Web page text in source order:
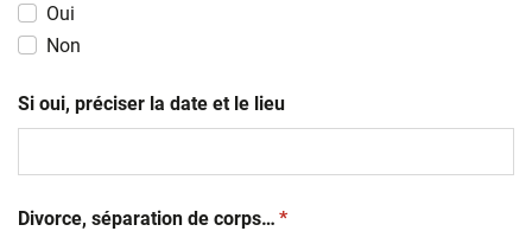
Oui
Non
Si oui, préciser la date et le lieu
Divorce, séparation de corps… (obligatoire)
*